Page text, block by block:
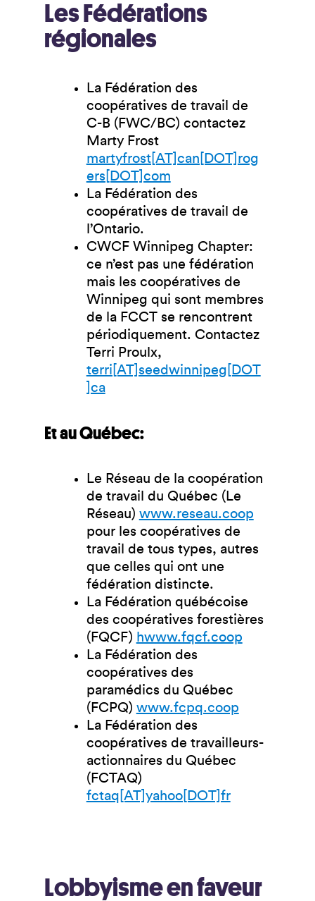
Les Fédérations
régionales
La Fédération des
coopératives de travail de
C-B (FWC/BC) contactez
Marty Frost
martyfrost[AT]can[DOT]rog
ers[DOT]com
La Fédération des
coopératives de travail de
l’Ontario.
CWCF Winnipeg Chapter:
ce n’est pas une fédération
mais les coopératives de
Winnipeg qui sont membres
de la FCCT se rencontrent
périodiquement. Contactez
Terri Proulx,
terri[AT]seedwinnipeg[DOT
]ca
Et au Québec:
Le Réseau de la coopération
de travail du Québec (Le
Réseau) www.reseau.coop
pour les coopératives de
travail de tous types, autres
que celles qui ont une
fédération distincte.
La Fédération québécoise
des coopératives forestières
(FQCF) hwww.fqcf.coop
La Fédération des
coopératives des
paramédics du Québec
(FCPQ) www.fcpq.coop
La Fédération des
coopératives de travailleurs-
actionnaires du Québec
(FCTAQ)
fctaq[AT]yahoo[DOT]fr
Lobbyisme en faveur